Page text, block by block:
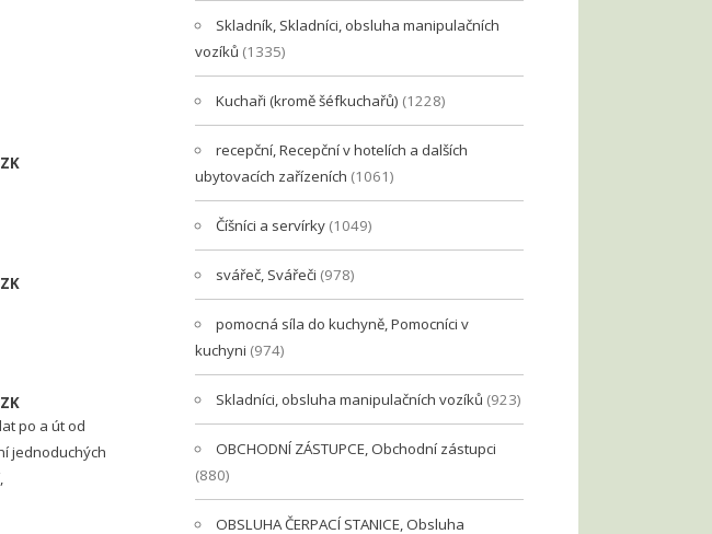
po a út od
jednoduchých
Skladník, Skladníci, obsluha manipulačních
vozíků (1335)
Kuchaři (kromě šéfkuchařů) (1228)
recepční, Recepční v hotelích a dalších
ubytovacích zařízeních (1061)
Číšníci a servírky (1049)
svářeč, Svářeči (978)
pomocná síla do kuchyně, Pomocníci v
kuchyni (974)
Skladníci, obsluha manipulačních vozíků (923)
OBCHODNÍ ZÁSTUPCE, Obchodní zástupci
(880)
OBSLUHA ČERPACÍ STANICE, Obsluha